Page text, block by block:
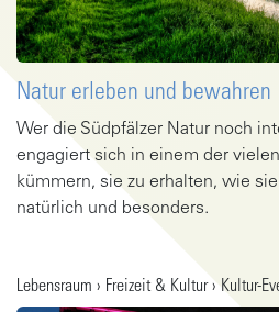
Natur erleben und bewahren
Wer die Südpfälzer Natur noch
engagiert sich in einem der
kümmern, sie zu erhalten, wie
natürlich und besonders.
Lebensraum › Freizeit & Kultur › Kultur-